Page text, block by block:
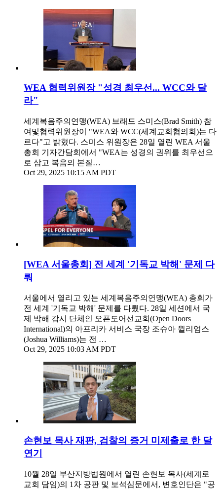
WEA 협력위원장 "성경 최우선... WCC와 달
라"
세계복음주의연맹(WEA) 브래드 스미스(Brad Smith) 참
여및협력위원장이 "WEA와 WCC(세계교회협의회)는 다
르다"고 밝혔다. 스미스 위원장은 28일 열린 WEA 서울
총회 기자간담회에서 "WEA는 성경의 권위를 최우선으
로 삼고 복음의 본질…
Oct 29, 2025 10:15 AM PDT
[WEA 서울총회] 전 세계 '기독교 박해' 문제 다
뤄
서울에서 열리고 있는 세계복음주의연맹(WEA) 총회가
전 세계 '기독교 박해' 문제를 다뤘다. 28일 세션에서 국
제 박해 감시 단체인 오픈도어선교회(Open Doors
International)의 아프리카 서비스 국장 조슈아 윌리엄스
(Joshua Williams)는 전 …
Oct 29, 2025 10:03 AM PDT
손현보 목사 재판, 검찰의 증거 미제출로 한 달
연기
10월 28일 부산지방법원에서 열린 손현보 목사(세계로
교회 담임)의 1차 공판 및 보석심문에서, 변호인단은 "공